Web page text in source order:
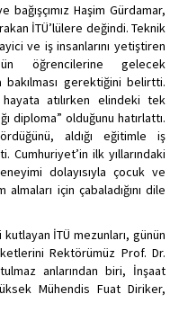
bağışçımız Haşim Gürdamar,
İTÜ’lülere değindi. Teknik
ve iş insanlarını yetiştiren
öğrencilerine gelecek
gerektiğini belirtti.
atılırken elindeki tek
diploma” olduğunu hatırlattı.
aldığı eğitimle iş
Cumhuriyet’in ilk yıllarındaki
dolayısıyla çocuk ve
için çabaladığını dile
İTÜ mezunları, günün
Rektörümüz Prof. Dr.
anlarından biri, İnşaat
Mühendis Fuat Diriker,